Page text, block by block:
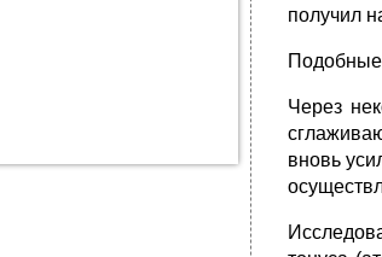
получил
Через
вновь